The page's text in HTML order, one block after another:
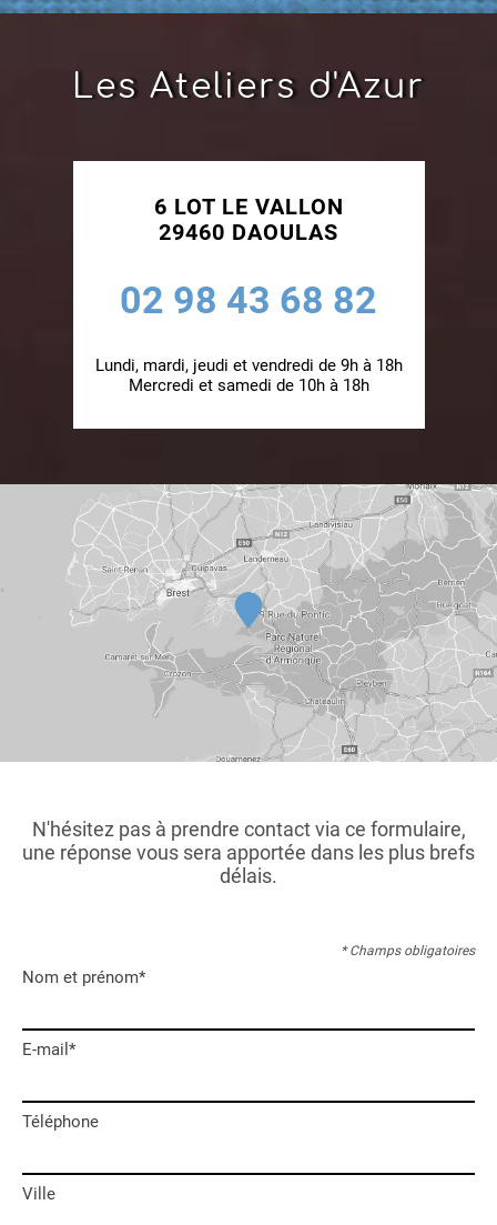
Les Ateliers d'Azur
6 LOT LE VALLON
29460 DAOULAS
02 98 43 68 82
Lundi, mardi, jeudi et vendredi de 9h à 18h
Mercredi et samedi de 10h à 18h
N'hésitez pas à prendre contact via ce formulaire,
une réponse vous sera apportée dans les plus brefs
délais.
* Champs obligatoires
Nom et prénom*
E-mail*
Téléphone
Ville